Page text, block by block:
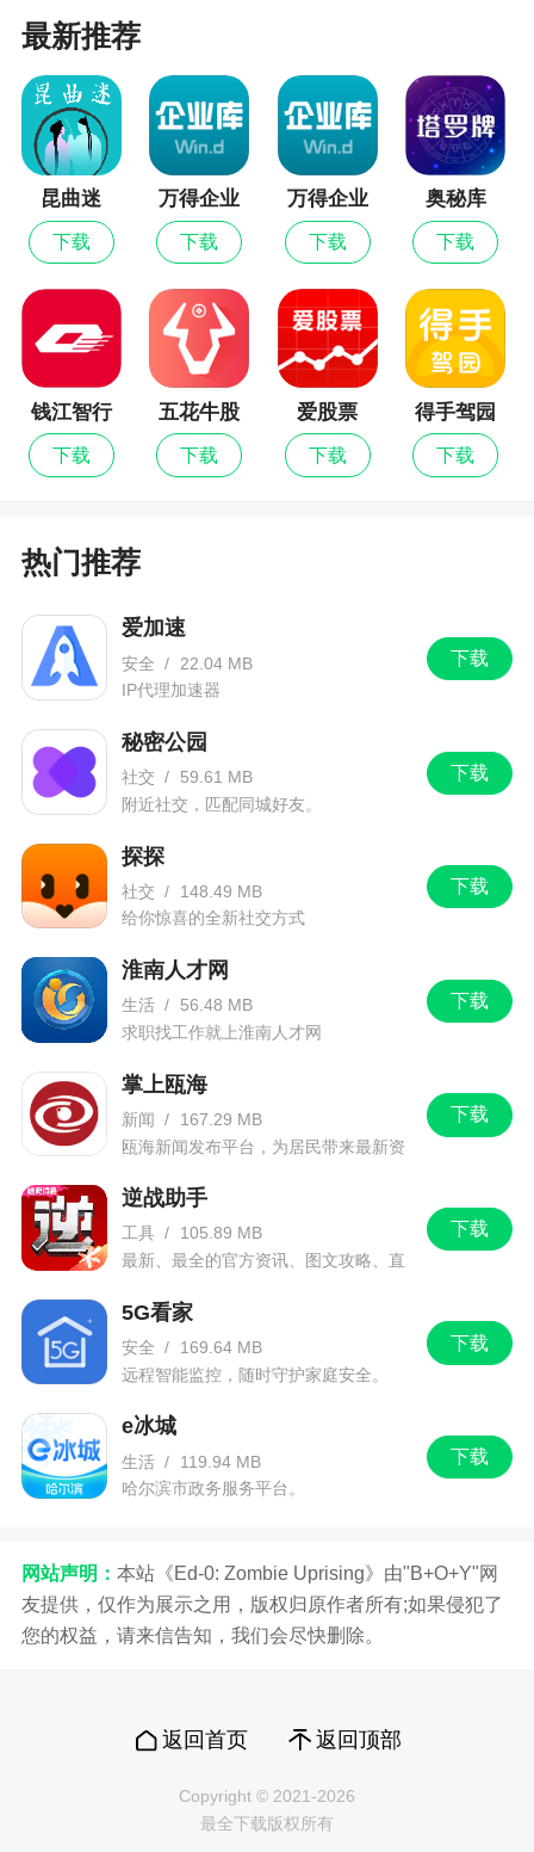
1、爱集微是一个专注于半导体行业的新闻资讯
感兴趣的文章资讯，覆盖了政府、行业、产业链等
人群
2、爱集微提供专业真实的企业招聘服务，提供
各种优质的招聘信息，用户可随时通过爱集微获取
自己想要的信息
更新日志
更新说明
1. JiweiGPT V4.0 全新升级，Agent 能力全面增
强，交互体验更流畅。
最新推荐
昆曲迷
下载
万得企业
库最新版
下载
万得企业
库
下载
奥秘库
下载
钱江智行
下载
五花牛股
票最新版
下载
爱股票
下载
得手驾园
下载
热门推荐
下载
爱加速
安全 /
22.04 MB
IP代理加速器
下载
秘密公园
社交 /
59.61 MB
附近社交，匹配同城好友。
下载
探探
社交 /
148.49 MB
给你惊喜的全新社交方式
下载
淮南人才网
生活 /
56.48 MB
求职找工作就上淮南人才网
下载
掌上瓯海
新闻 /
167.29 MB
瓯海新闻发布平台，为居民带来最新资
下载
逆战助手
工具 /
105.89 MB
最新、最全的官方资讯、图文攻略、直
下载
5G看家
安全 /
169.64 MB
远程智能监控，随时守护家庭安全。
下载
e冰城
生活 /
119.94 MB
哈尔滨市政务服务平台。
网站声明： 本站《Ed-0: Zombie Uprising》由"B+O+Y"网
友提供，仅作为展示之用，版权归原作者所有;如果侵犯了
您的权益，请来信告知，我们会尽快删除。
返回首页 返回顶部
Copyright © 2021-2026
最全下载版权所有